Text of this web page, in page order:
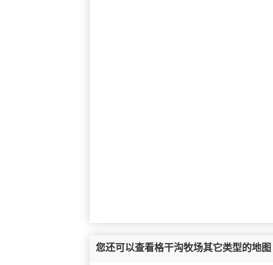
您还可以查看格干沟牧场其它类型的地图